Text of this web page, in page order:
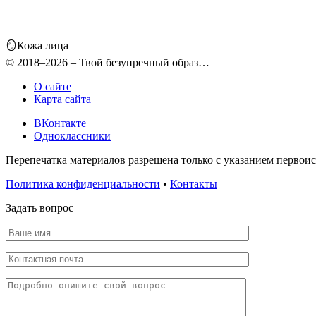
🪞Кожа лица
© 2018–2026 – Твой безупречный образ…
О сайте
Карта сайта
ВКонтакте
Одноклассники
Перепечатка материалов разрешена только с указанием
Политика конфиденциальности • Контакты
Задать вопрос